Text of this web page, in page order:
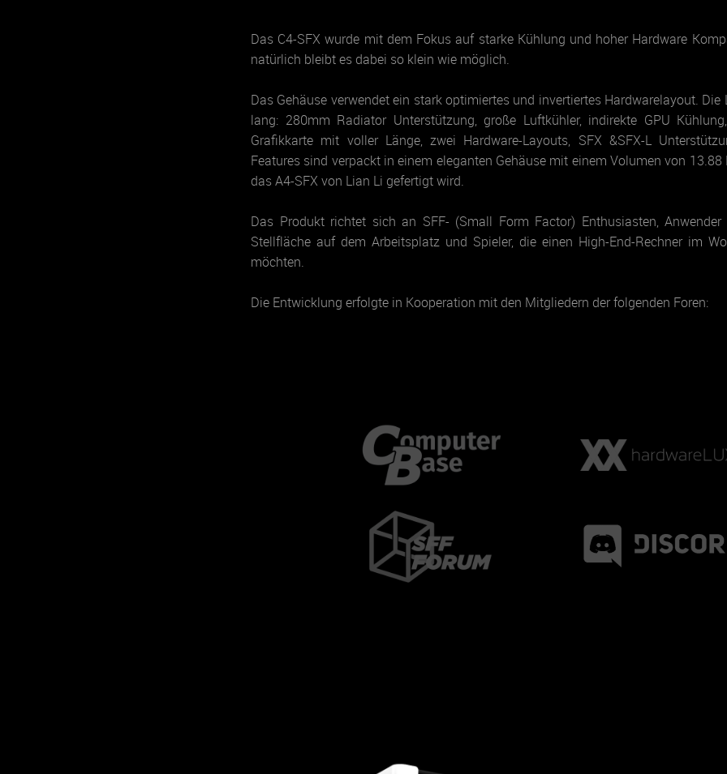
Das C4-SFX wurde mit dem Fokus auf starke Kühlung und hoher Hardware
natürlich bleibt es dabei so klein wie möglich.
Das Gehäuse verwendet ein stark optimiertes und invertiertes Hardwarelayout. Die
lang: 280mm Radiator Unterstützung, große Luftkühler, indirekte GPU
Grafikkarte mit voller Länge, zwei Hardware-Layouts, SFX &SFX-L
Features sind verpackt in einem eleganten Gehäuse mit einem Volumen von
das A4-SFX von Lian Li gefertigt wird.
Das Produkt richtet sich an SFF- (Small Form Factor) Enthusiasten,
Stellfläche auf dem Arbeitsplatz und Spieler, die einen High-End-Rechner im
möchten.
Die Entwicklung erfolgte in Kooperation mit den Mitgliedern der folgenden Foren: